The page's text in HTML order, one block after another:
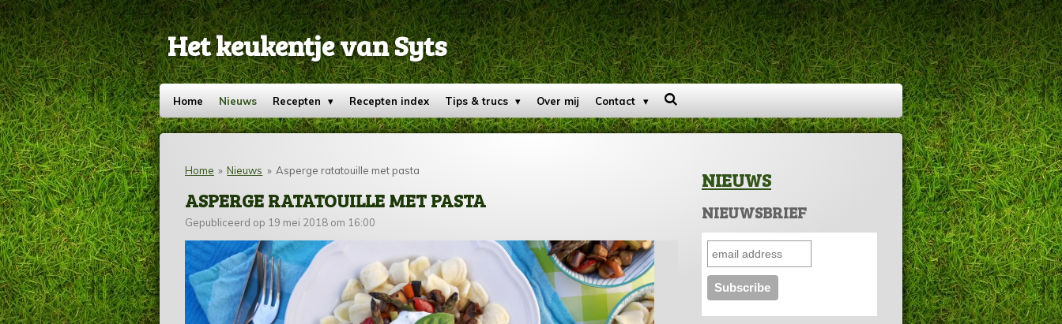
Ga
direct
naar
de
hoofdinhoud
Het keukentje van Syts
Home Nieuws Recepten Recepten index Tips & trucs Over mij Contact
Home » Nieuws » Asperge ratatouille met pasta
ASPERGE RATATOUILLE MET PASTA
Gepubliceerd op 19 mei 2018 om 16:00
NIEUWS
NIEUWSBRIEF